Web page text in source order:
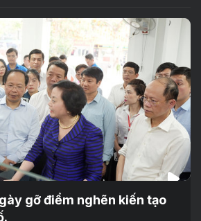
gỡ điểm nghẽn kiến tạo